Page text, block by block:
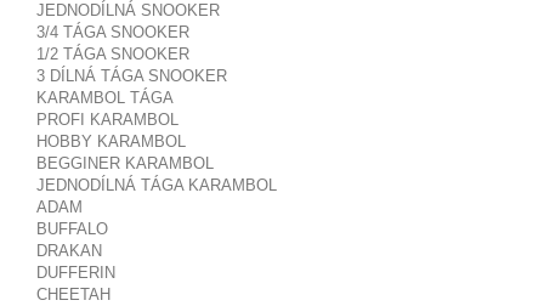
JEDNODÍLNÁ SNOOKER
3/4 TÁGA SNOOKER
1/2 TÁGA SNOOKER
3 DÍLNÁ TÁGA SNOOKER
KARAMBOL TÁGA
PROFI KARAMBOL
HOBBY KARAMBOL
BEGGINER KARAMBOL
JEDNODÍLNÁ TÁGA KARAMBOL
ADAM
BUFFALO
DRAKAN
DUFFERIN
CHEETAH